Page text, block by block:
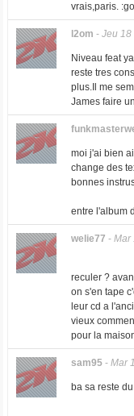
vrais,paris.
l2om - Jeu 18
Niveau feat
reste tres
plus.Il me
James faire
moi j'ai bien
change des
bonnes
entre l'album
welie77 - Mar
reculer ?
on s'en tape
leur cd a
vieux
pour la
sam95- Mar
ba sa reste